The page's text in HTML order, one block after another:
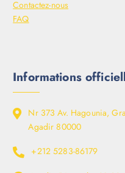
Contactez-nous
FAQ
Informations
Nr 373 Av. Hagounia,
Agadir 80000
+212 5283-86179